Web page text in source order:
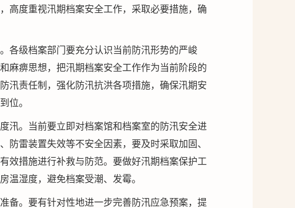
高度重视汛期档案安全工作，采取必要措施，确
各级档案部门要充分认识当前防汛形势的严峻
麻痹思想，把汛期档案安全工作作为当前阶段的
汛责任制，强化防汛抗洪各项措施，确保汛期安
位。
汛。当前要立即对档案馆和档案室的防汛安全进
防雷装置失效等不安全因素，要及时采取加固、
效措施进行补救与防范。要做好汛期档案保护工
温湿度，避免档案受潮、发霉。
备。要有针对性地进一步完善防汛应急预案，提